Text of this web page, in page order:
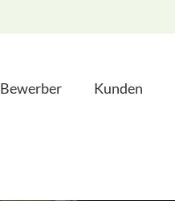
Bewerber Kunden